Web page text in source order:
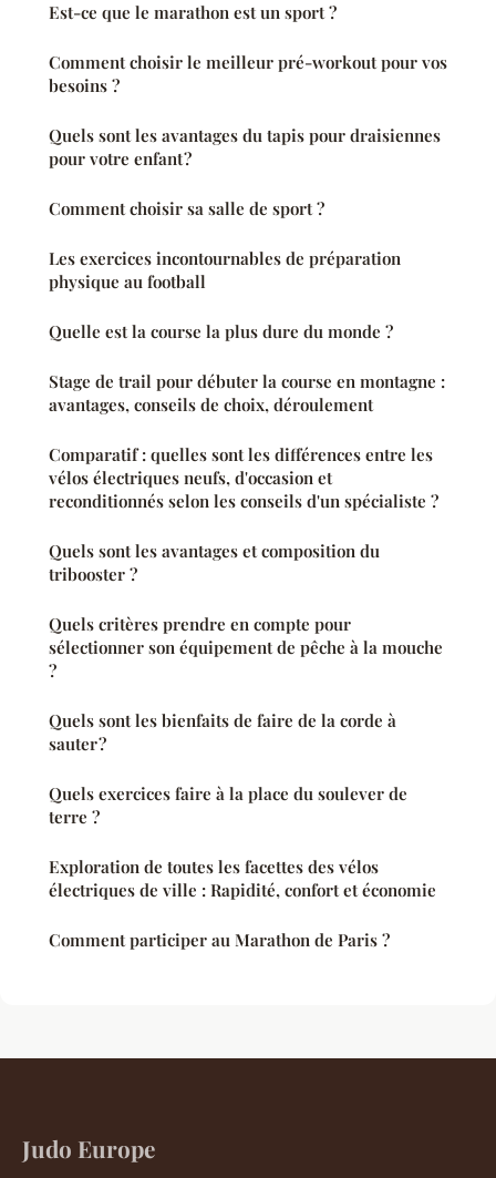
Est-ce que le marathon est un sport ?
Comment choisir le meilleur pré-workout pour vos
besoins ?
Quels sont les avantages du tapis pour draisiennes
pour votre enfant ?
Comment choisir sa salle de sport ?
Les exercices incontournables de préparation
physique au football
Quelle est la course la plus dure du monde ?
Stage de trail pour débuter la course en montagne :
avantages, conseils de choix, déroulement
Comparatif : quelles sont les différences entre les
vélos électriques neufs, d'occasion et
reconditionnés selon les conseils d'un spécialiste ?
Quels sont les avantages et composition du
tribooster ?
Quels critères prendre en compte pour
sélectionner son équipement de pêche à la mouche
?
Quels sont les bienfaits de faire de la corde à
sauter ?
Quels exercices faire à la place du soulever de
terre ?
Exploration de toutes les facettes des vélos
électriques de ville : Rapidité, confort et économie
Comment participer au Marathon de Paris ?
Judo Europe